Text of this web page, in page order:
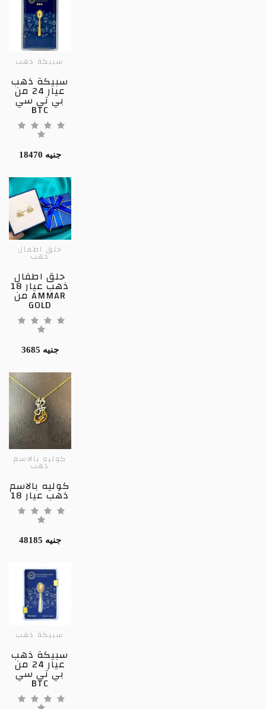
سبيكة ذهب
سبيكة ذهب
عيار 24 من
بي تي سي
BTC
18470 جنيه
حلق اطفال
ذهب
حلق اطفال
ذهب عيار 18
من AMMAR
GOLD
3685 جنيه
كوليه بالاسم
ذهب
كوليه بالاسم
ذهب عيار 18
48185 جنيه
سبيكة ذهب
سبيكة ذهب
عيار 24 من
بي تي سي
BTC